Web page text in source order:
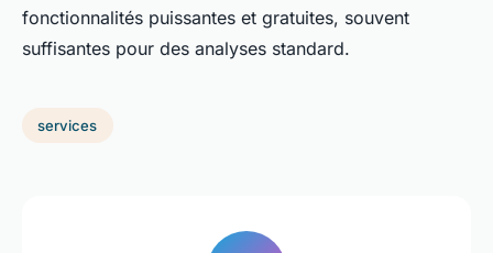
fonctionnalités puissantes et gratuites, souvent
suffisantes pour des analyses standard.
services